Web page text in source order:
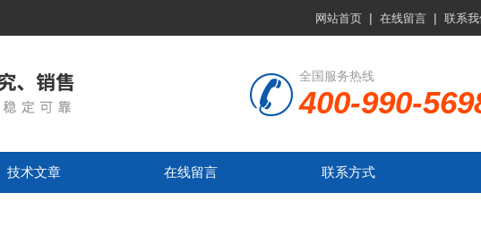
网站首页 | 在线留言 | 联系
全国服务热线
400-990-
技术文章 在线留言 联系方式